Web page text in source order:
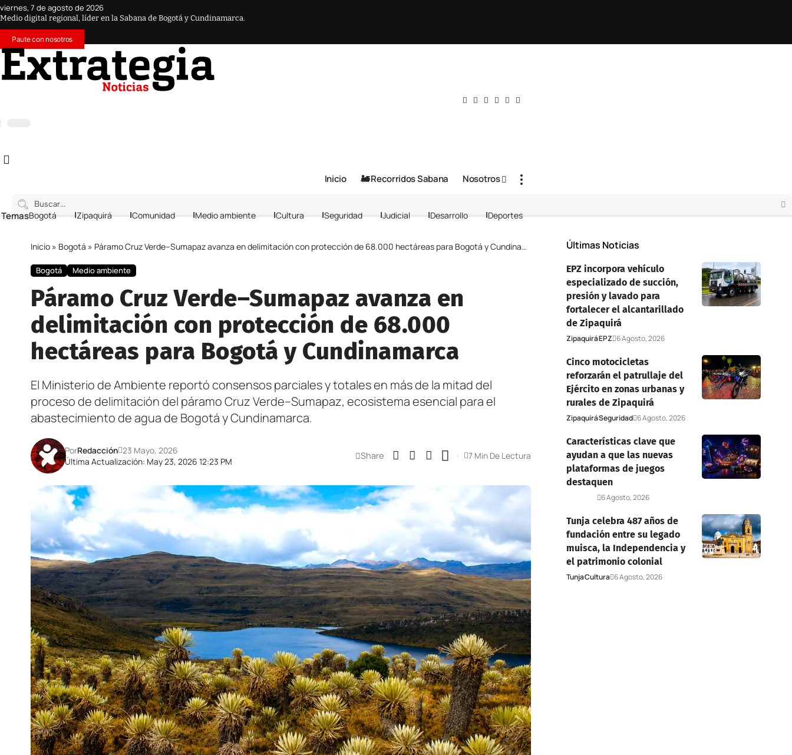
viernes, 7 de agosto de 2026
Medio digital regional, líder en la Sabana de Bogotá y Cundinamarca.
Paute con nosotros
Inicio 🚂 Recorridos Sabana Nosotros
Bogotá Zipaquirá Comunidad Medio ambiente Cultura Seguridad Judicial Desarrollo Deportes
Inicio » Bogotá » Páramo Cruz Verde–Sumapaz avanza en delimitación con protección de 68.000 hectáreas para Bogotá y Cundinamarca
Bogotá Medio ambiente
Páramo Cruz Verde–Sumapaz avanza en
delimitación con protección de 68.000
hectáreas para Bogotá y Cundinamarca
El Ministerio de Ambiente reportó consensos parciales y totales en más de la mitad del
proceso de delimitación del páramo Cruz Verde–Sumapaz, ecosistema esencial para el
abastecimiento de agua de Bogotá y Cundinamarca.
Última Actualización: May 23, 2026 12:23 PM
PorRedacción 23 Mayo, 2026 Share 7 Min De Lectura
Últimas Noticias
EPZ incorpora vehículo
especializado de succión,
presión y lavado para
fortalecer el alcantarillado
de Zipaquirá
ZipaquiráEPZ 6 Agosto, 2026
Cinco motocicletas
reforzarán el patrullaje del
Ejército en zonas urbanas y
rurales de Zipaquirá
ZipaquiráSeguridad 6 Agosto, 2026
Características clave que
ayudan a que las nuevas
plataformas de juegos
destaquen
6 Agosto, 2026
Tunja celebra 487 años de
fundación entre su legado
muisca, la Independencia y
el patrimonio colonial
TunjaCultura 6 Agosto, 2026